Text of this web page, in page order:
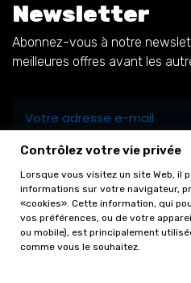
Newsletter
Abonnez-vous à notre
meilleures offres avant les
Contrôlez votre vie privée
Lorsque vous visitez un site Web, il
informations sur votre navigateur,
«cookies». Cette information, qui
vos préférences, ou de votre
ou mobile), est principalement
comme vous le souhaitez.